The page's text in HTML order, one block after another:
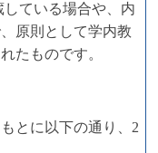
ている場合や、内
原則として学内教
たものです。
とに以下の通り、2